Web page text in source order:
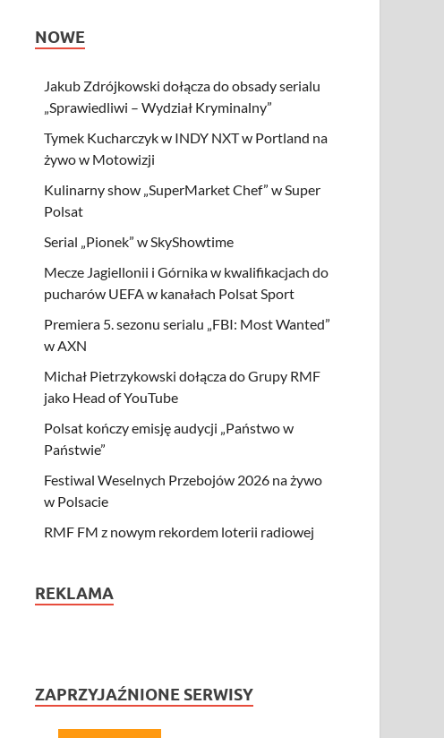
NOWE
Jakub Zdrójkowski dołącza do obsady serialu
„Sprawiedliwi – Wydział Kryminalny”
Tymek Kucharczyk w INDY NXT w Portland na
żywo w Motowizji
Kulinarny show „SuperMarket Chef” w Super
Polsat
Serial „Pionek” w SkyShowtime
Mecze Jagiellonii i Górnika w kwalifikacjach do
pucharów UEFA w kanałach Polsat Sport
Premiera 5. sezonu serialu „FBI: Most Wanted”
w AXN
Michał Pietrzykowski dołącza do Grupy RMF
jako Head of YouTube
Polsat kończy emisję audycji „Państwo w
Państwie”
Festiwal Weselnych Przebojów 2026 na żywo
w Polsacie
RMF FM z nowym rekordem loterii radiowej
REKLAMA
ZAPRZYJAŹNIONE SERWISY